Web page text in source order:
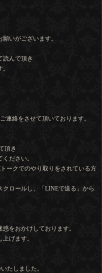
いがございます。
読んで頂き
連絡をさせて頂いております。
頂き
ださい。
ークでのやり取りをされている方
クロールし、「LINEで送る」から
をおかけしております。
げます。
たしました。